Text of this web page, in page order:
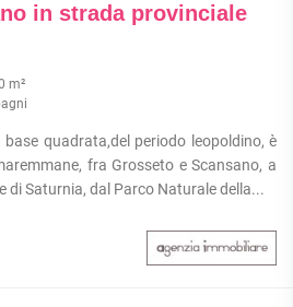
RICERCHE
APPARTAMENTI
PIANO
TERRA
in strada provinciale
m²
quadrata,del periodo leopoldino, è
fra Grosseto e Scansano, a
di Saturnia, dal Parco Naturale della...